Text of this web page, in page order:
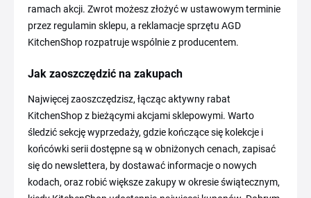
ramach akcji. Zwrot możesz złożyć w ustawowym terminie
przez regulamin sklepu, a reklamacje sprzętu AGD
KitchenShop rozpatruje wspólnie z producentem.
Jak zaoszczędzić na zakupach
Najwięcej zaoszczędzisz, łącząc aktywny rabat
KitchenShop z bieżącymi akcjami sklepowymi. Warto
śledzić sekcję wyprzedaży, gdzie kończące się kolekcje i
końcówki serii dostępne są w obniżonych cenach, zapisać
się do newslettera, by dostawać informacje o nowych
kodach, oraz robić większe zakupy w okresie świątecznym,